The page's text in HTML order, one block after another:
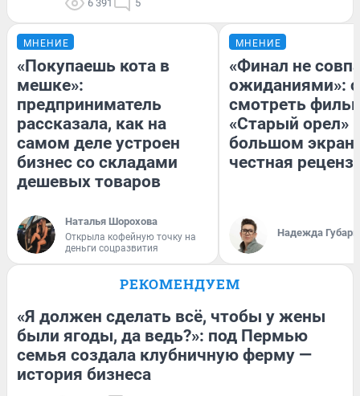
6 391 5
МНЕНИЕ
«Покупаешь кота в
мешке»:
предприниматель
рассказала, как на
самом деле устроен
бизнес со складами
дешевых товаров
Наталья Шорохова
Открыла кофейную точку на
деньги соцразвития
МНЕНИЕ
«Финал не
ожиданиями»:
смотреть
«Старый орел»
большом
честная
Надежда Губарь
РЕКОМЕНДУЕМ
«Я должен сделать всё, чтобы у жены
были ягоды, да ведь?»: под Пермью
семья создала клубничную ферму —
история бизнеса